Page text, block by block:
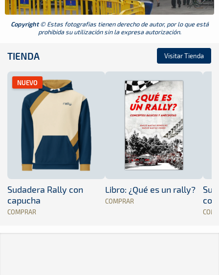
Copyright© Estas fotografias tienen derecho de autor, por lo que está
prohibida su utilización sin la expresa autorización.
TIENDA Visitar Tienda
NUEVO
Sudadera Rally con
capucha
COMPRAR
Libro: ¿Qué es un rally?
COMPRAR